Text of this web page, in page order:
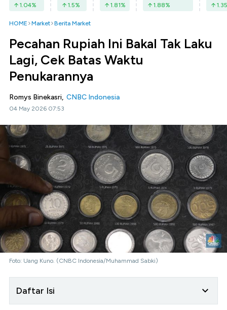
1.04% 1.5% 1.81% 1.88% 1.35
HOME Market Berita Market
Pecahan Rupiah Ini Bakal Tak Laku
Lagi, Cek Batas Waktu
Penukarannya
Romys Binekasri, CNBC Indonesia
04 May 2026 07:53
Foto: Uang Kuno. (CNBC Indonesia/Muhammad Sabki)
Daftar Isi